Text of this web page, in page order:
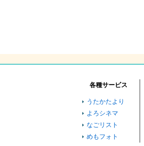
各種サービス
うたかたより
よろシネマ
なごリスト
めもフォト